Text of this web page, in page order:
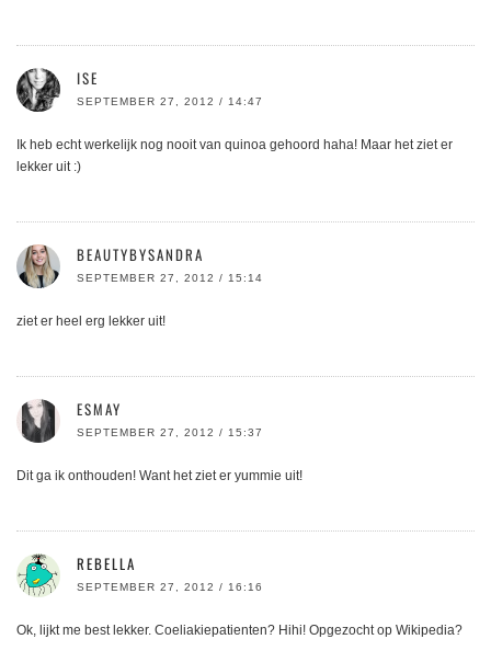
ISE
SEPTEMBER 27, 2012 / 14:47
Ik heb echt werkelijk nog nooit van quinoa gehoord haha! Maar het ziet er
lekker uit :)
BEAUTYBYSANDRA
SEPTEMBER 27, 2012 / 15:14
ziet er heel erg lekker uit!
ESMAY
SEPTEMBER 27, 2012 / 15:37
Dit ga ik onthouden! Want het ziet er yummie uit!
REBELLA
SEPTEMBER 27, 2012 / 16:16
Ok, lijkt me best lekker. Coeliakiepatienten? Hihi! Opgezocht op Wikipedia?